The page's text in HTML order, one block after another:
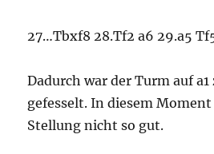
27…Tbxf8 28.Tf2 a6 29.a5
Dadurch war der Turm auf a1
gefesselt. In diesem
Stellung nicht so gut.